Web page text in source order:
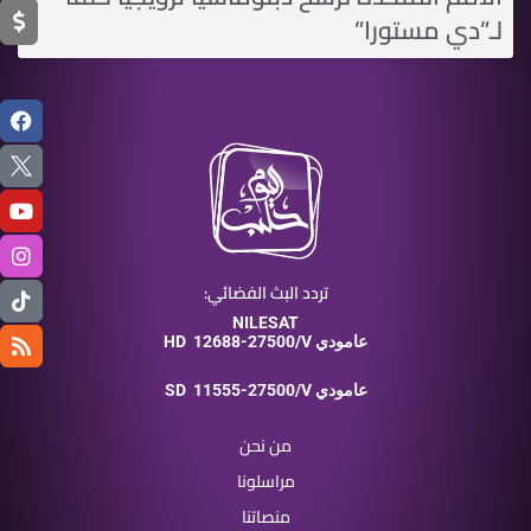
لـ”دي مستورا”
تردد البث الفضائي:
NILESAT
HD
12688-27500/V عامودي
SD 11555-27500/V عامودي
من نحن
مراسلونا
منصاتنا